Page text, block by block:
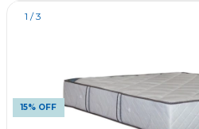
1 /3
15% OFF